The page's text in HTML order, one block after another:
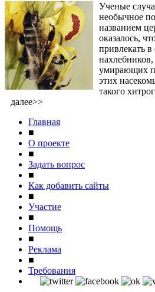
Ученые
необычное
названием
оказалось,
привлекать
нахлебников,
умирающих
этих
такого
далее>>
Главная
■
О проекте
■
Задать вопрос
■
Как добавить сайты
■
Участие
■
Помощь
■
Реклама
■
Требования